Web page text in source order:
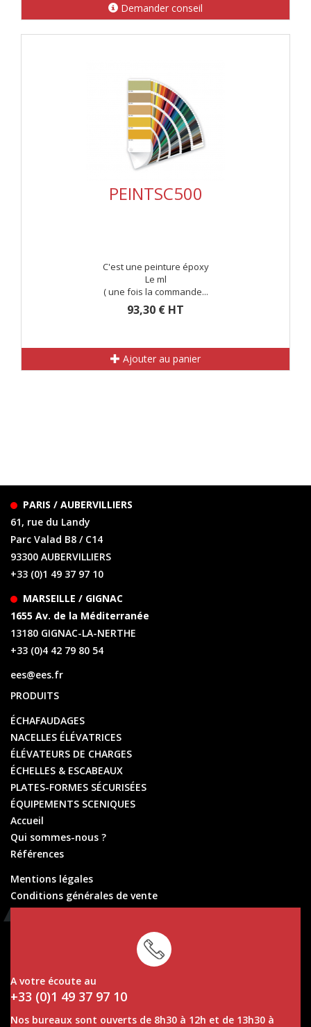
Demander conseil
PEINTSC500
C'est une peinture époxy
Le ml
( une fois la commande...
93,30 € HT
Ajouter au panier
PARIS / AUBERVILLIERS
61, rue du Landy
Parc Valad B8 / C14
93300 AUBERVILLIERS
+33 (0)1 49 37 97 10
MARSEILLE / GIGNAC
1655 Av. de la Méditerranée
13180 GIGNAC-LA-NERTHE
+33 (0)4 42 79 80 54
ees@ees.fr
PRODUITS
ÉCHAFAUDAGES
NACELLES ÉLÉVATRICES
ÉLÉVATEURS DE CHARGES
ÉCHELLES & ESCABEAUX
PLATES-FORMES SÉCURISÉES
ÉQUIPEMENTS SCENIQUES
Accueil
Qui sommes-nous ?
Références
Mentions légales
Conditions générales de vente
Conditions générales de location
A votre écoute au
+33 (0)1 49 37 97 10
Nos bureaux sont ouverts de 8h30 à 12h et de 13h30 à